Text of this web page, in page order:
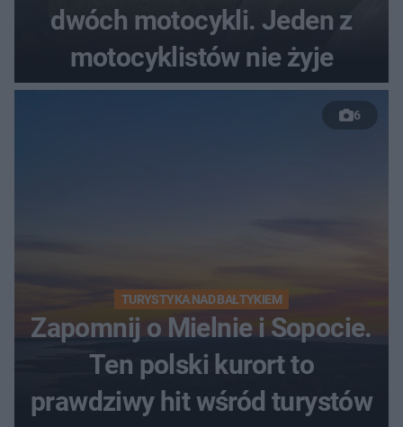
dwóch motocykli. Jeden z
motocyklistów nie żyje
6
TURYSTYKA NAD BAŁTYKIEM
Zapomnij o Mielnie i Sopocie.
Ten polski kurort to
prawdziwy hit wśród turystów